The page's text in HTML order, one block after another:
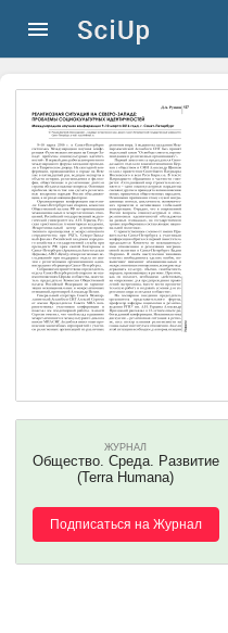
ЖУРНАЛ
Общество. Среда. Развитие
(Terra Humana)
Подписаться на Журнал